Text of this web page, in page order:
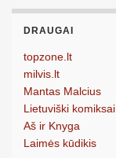
DRAUGAI
topzone.lt
milvis.lt
Mantas Malcius
Lietuviški komiksai
Aš ir Knyga
Laimės kūdikis